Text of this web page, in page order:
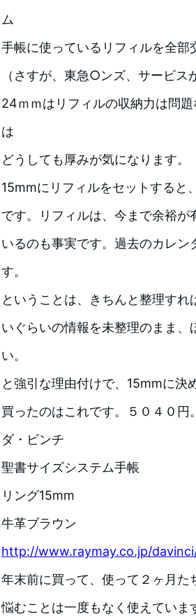
ム
手帳に使っているリフィルを全部
（さすが、東急○ンズ、サービス
24ｍｍはリフィルの収納力は問
は
どうしても厚みが気になります。
15mmにリフィルをセットすると
です。リフィルは、今まで余裕
いるのも事実です。過去のカレン
す。
ということは、きちんと整理す
いぐらいの情報を未整理のまま
い。
と強引な理由付けで、15mmに決
買ったのはこれです。５０４０円
ダ・ビンチ
聖書サイズシステム手帳
リング15mm
牛革ブラウン
http://www.raymay.co.jp/
年末前に買って、使って２ヶ月た
悩むことは一度もなく使えていま